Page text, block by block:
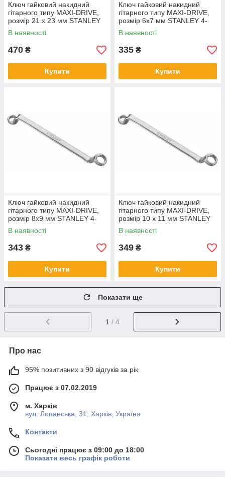
Ключ гайковий накидний
гітарного типу MAXI-DRIVE,
розмір 21 х 23 мм STANLEY
1-87-809
В наявності
470 ₴
Купити
Ключ гайковий накидний
гітарного типу MAXI-DRIVE,
розмір 6х7 мм STANLEY 4-
87-801
В наявності
335 ₴
Купити
Ключ гайковий накидний
гітарного типу MAXI-DRIVE,
розмір 8х9 мм STANLEY 4-
87-802
В наявності
343 ₴
Купити
Ключ гайковий накидний
гітарного типу MAXI-DRIVE,
розмір 10 х 11 мм STANLEY
4-87-803
В наявності
349 ₴
Купити
Показати ще
1 / 4
Про нас
95% позитивних з 90 відгуків за рік
Працює з 07.02.2019
м. Харків
вул. Лопанська, 31, Харків, Україна
Контакти
Сьогодні працює з 09:00 до 18:00
Показати весь графік роботи